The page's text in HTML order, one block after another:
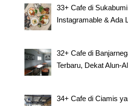
33+ Cafe di
Instagramable & Ada
32+ Cafe di
Terbaru, Dekat Alun-
34+ Cafe di Ciamis